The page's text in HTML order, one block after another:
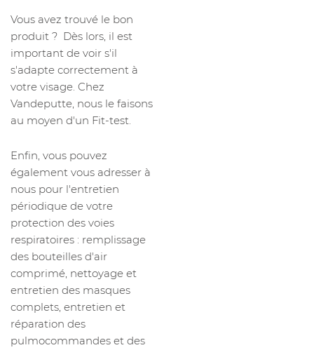
Vous avez trouvé le bon
produit ? Dès lors, il est
important de voir s'il
s'adapte correctement à
votre visage. Chez
Vandeputte, nous le faisons
au moyen d'un Fit-test.
Enfin, vous pouvez
également vous adresser à
nous pour l'entretien
périodique de votre
protection des voies
respiratoires : remplissage
des bouteilles d'air
comprimé, nettoyage et
entretien des masques
complets, entretien et
réparation des
pulmocommandes et des